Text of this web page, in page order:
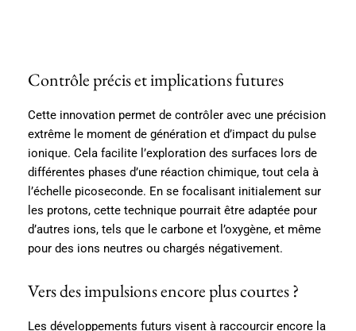
Contrôle précis et implications futures
Cette innovation permet de contrôler avec une précision
extrême le moment de génération et d’impact du pulse
ionique. Cela facilite l’exploration des surfaces lors de
différentes phases d’une réaction chimique, tout cela à
l’échelle picoseconde. En se focalisant initialement sur
les protons, cette technique pourrait être adaptée pour
d’autres ions, tels que le carbone et l’oxygène, et même
pour des ions neutres ou chargés négativement.
Vers des impulsions encore plus courtes ?
Les développements futurs visent à raccourcir encore la